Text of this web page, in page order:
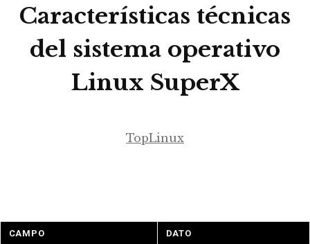
Características técnicas
del sistema operativo
Linux SuperX
TopLinux
CAMPO DATO